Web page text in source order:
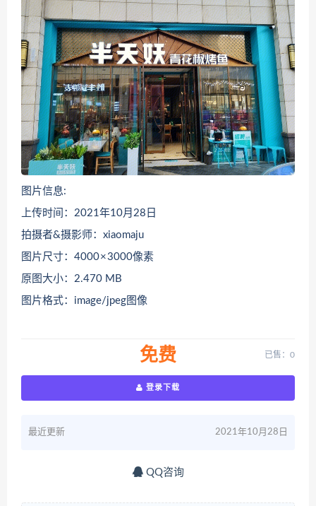
图片信息:
上传时间：2021年10月28日
拍摄者&摄影师：xiaomaju
图片尺寸：4000 × 3000像素
原图大小：2.470 MB
图片格式：image/jpeg图像
免费 已售：0
登录下载
最近更新 2021年10月28日
QQ咨询